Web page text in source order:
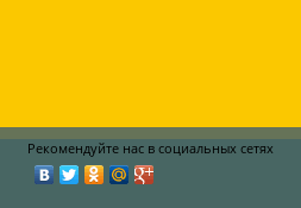
Рекомендуйте нас в социальных сетях